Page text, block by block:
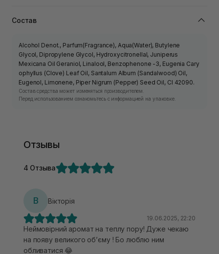
Состав
Alcohol Denot., Parfum(Fragrance), Aqua(Water), Butylene
Glycol, Dipropylene Glycol, Hydroxycitronellal, Juniperus
Mexicana Oil Geraniol, Linalool, Benzophenone -3, Eugenia Cary
ophyllus (Clove) Leaf Oil, Santalum Album (Sandalwood) Oil,
Eugenol, Limonene, Piper Nigrum (Pepper) Seed Oil, Cl 42090.
Состав средства может изменяться производителем.
Перед использованием ознакомьтесь с информацией на упаковке.
Отзывы
4 Отзыва
В Вікторія
19.06.2025, 22:20
Неймовірний аромат на теплу пору! Дуже чекаю
на появу великого об’єму ! Бо люблю ним
обливатися 😂